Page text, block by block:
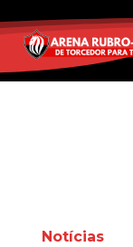
Notícias